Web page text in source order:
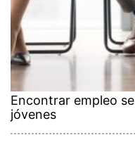
Encontrar empleo
jóvenes